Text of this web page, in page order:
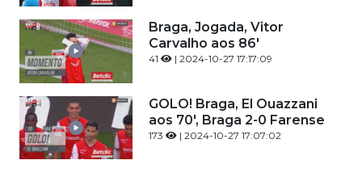
Braga, Jogada, Vitor
Carvalho aos 86'
41 | 2024-10-27 17:17:09
GOLO! Braga, El Ouazzani
aos 70', Braga 2-0 Farense
173 | 2024-10-27 17:07:02